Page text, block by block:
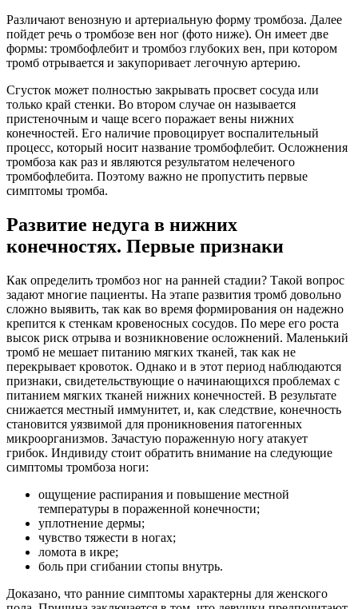
Различают венозную и артериальную форму тромбоза. Далее
пойдет речь о тромбозе вен ног (фото ниже). Он имеет две
формы: тромбофлебит и тромбоз глубоких вен, при котором
тромб отрывается и закупоривает легочную артерию.
Сгусток может полностью закрывать просвет сосуда или
только край стенки. Во втором случае он называется
пристеночным и чаще всего поражает вены нижних
конечностей. Его наличие провоцирует воспалительный
процесс, который носит название тромбофлебит. Осложнения
тромбоза как раз и являются результатом нелеченого
тромбофлебита. Поэтому важно не пропустить первые
симптомы тромба.
Развитие недуга в нижних
конечностях. Первые признаки
Как определить тромбоз ног на ранней стадии? Такой вопрос
задают многие пациенты. На этапе развития тромб довольно
сложно выявить, так как во время формирования он надежно
крепится к стенкам кровеносных сосудов. По мере его роста
высок риск отрыва и возникновение осложнений. Маленький
тромб не мешает питанию мягких тканей, так как не
перекрывает кровоток. Однако и в этот период наблюдаются
признаки, свидетельствующие о начинающихся проблемах с
питанием мягких тканей нижних конечностей. В результате
снижается местный иммунитет, и, как следствие, конечность
становится уязвимой для проникновения патогенных
микроорганизмов. Зачастую пораженную ногу атакует
грибок. Индивиду стоит обратить внимание на следующие
симптомы тромбоза ноги:
ощущение распирания и повышение местной
температуры в пораженной конечности;
уплотнение дермы;
чувство тяжести в ногах;
ломота в икре;
боль при сгибании стопы внутрь.
Доказано, что ранние симптомы характерны для женского